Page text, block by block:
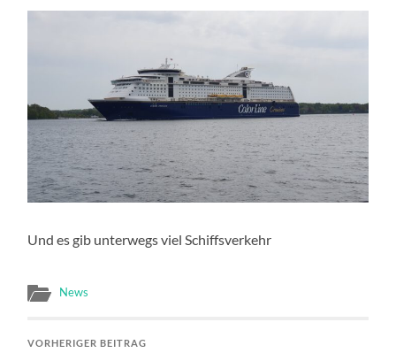
Und es gib unterwegs viel Schiffsverkehr
News
VORHERIGER BEITRAG